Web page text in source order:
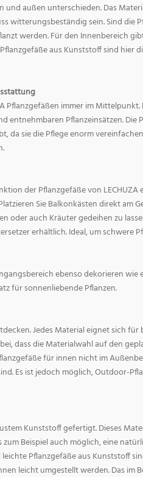
außen unterschieden. Das
witterungsbeständig sein. Sind die
werden. Für den Innenbereich
aus Kunststoff sind hier
Pflanzgefäßen immer im
entnehmbaren Pflanzeinsätzen. Die
da sie die Pflege enorm
der Pflanzgefäße von LECHUZA
Sie Balkonkästen direkt am
oder auch Kräuter gedeihen zu
erhältlich. Ideal, um schwere
ebenso dekorieren wie
für sonnenliebende Pflanzen.
Jedes Material eignet sich für
dass die Materialwahl auf den
für innen nicht im
Es ist jedoch möglich, Outdoor-
Kunststoff gefertigt. Dieses
Beispiel auch möglich, eine
Pflanzgefäße aus Kunststoff
leicht umgestellt werden. Das im